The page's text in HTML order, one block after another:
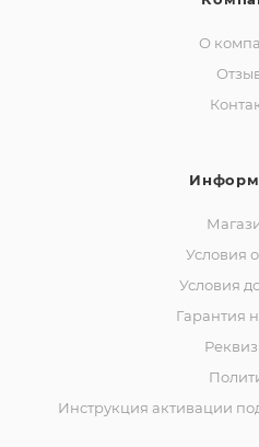
О
Условия
Условия
Гарантия
Инструкция активации